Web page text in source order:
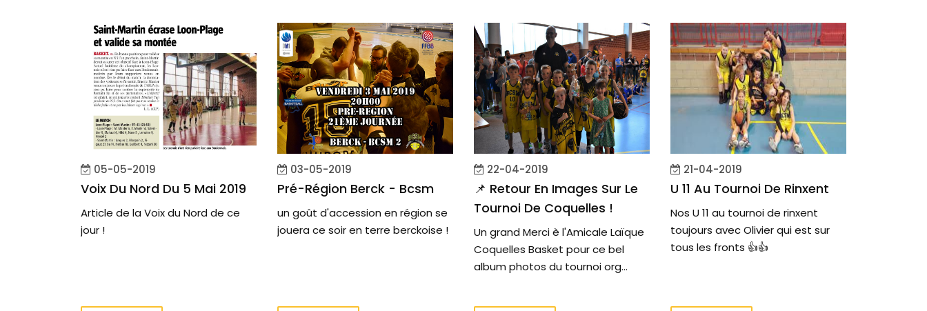
05-05-2019
Voix Du Nord Du 5 Mai 2019
Article de la Voix du Nord de ce
jour !
03-05-2019
Pré-Région Berck - Bcsm
un goût d'accession en région se
jouera ce soir en terre berckoise !
22-04-2019
📌 Retour En Images Sur Le
Tournoi De Coquelles !
Un grand Merci è l'Amicale Laïque
Coquelles Basket pour ce bel
album photos du tournoi org...
21-04-2019
U 11 Au Tournoi De Rinxent
Nos U 11 au tournoi de rinxent
toujours avec Olivier qui est sur
tous les fronts 👍👍